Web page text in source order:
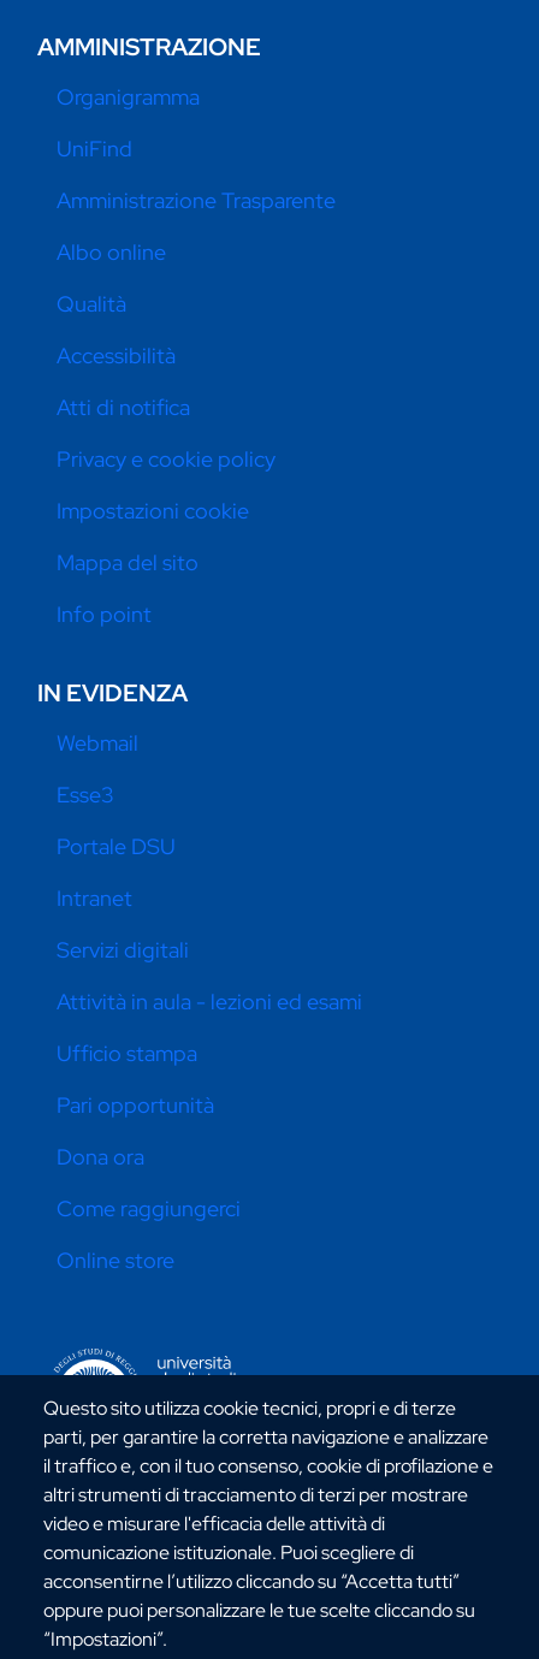
Questo sito utilizza cookie tecnici, propri e di terze
parti, per garantire la corretta navigazione e analizzare
il traffico e, con il tuo consenso, cookie di profilazione e
altri strumenti di tracciamento di terzi per mostrare
video e misurare l'efficacia delle attività di
comunicazione istituzionale. Puoi scegliere di
acconsentirne l’utilizzo cliccando su “Accetta tutti”
oppure puoi personalizzare le tue scelte cliccando su
“Impostazioni”.
CONTATTI ATENEO
Via dell'Università, 25 - 89124 Reggio Calabria
C.F. 80006510806
URP:urp@unirc.it
PEC:amministrazione@pec.unirc.it
AMMINISTRAZIONE
Organigramma
UniFind
Amministrazione Trasparente
Albo online
Qualità
Accessibilità
Atti di notifica
Privacy e cookie policy
Impostazioni cookie
Mappa del sito
Info point
IN EVIDENZA
Webmail
Esse3
Portale DSU
Intranet
Servizi digitali
Attività in aula - lezioni ed esami
Ufficio stampa
Pari opportunità
Dona ora
Come raggiungerci
Online store